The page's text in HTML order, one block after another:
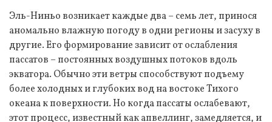
Эль-Ниньо возникает каждые два – семь лет, принося
аномально влажную погоду в одни регионы и засуху в
другие. Его формирование зависит от ослабления
пассатов – постоянных воздушных потоков вдоль
экватора. Обычно эти ветры способствуют подъему
более холодных и глубоких вод на востоке Тихого
океана к поверхности. Но когда пассаты ослабевают,
этот процесс, известный как апвеллинг, замедляется, и